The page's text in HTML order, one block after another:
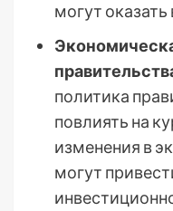
могут оказать
политика
повлиять на
изменения в
могут